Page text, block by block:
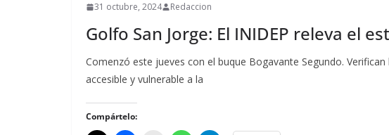
31 octubre, 2024 Redaccion
Golfo San Jorge: El INIDEP releva el
Comenzó este jueves con el buque Bogavante Segundo.
accesible y vulnerable a la
Compártelo: